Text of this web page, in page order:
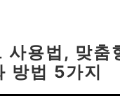
용법, 맞춤
방법 5가지